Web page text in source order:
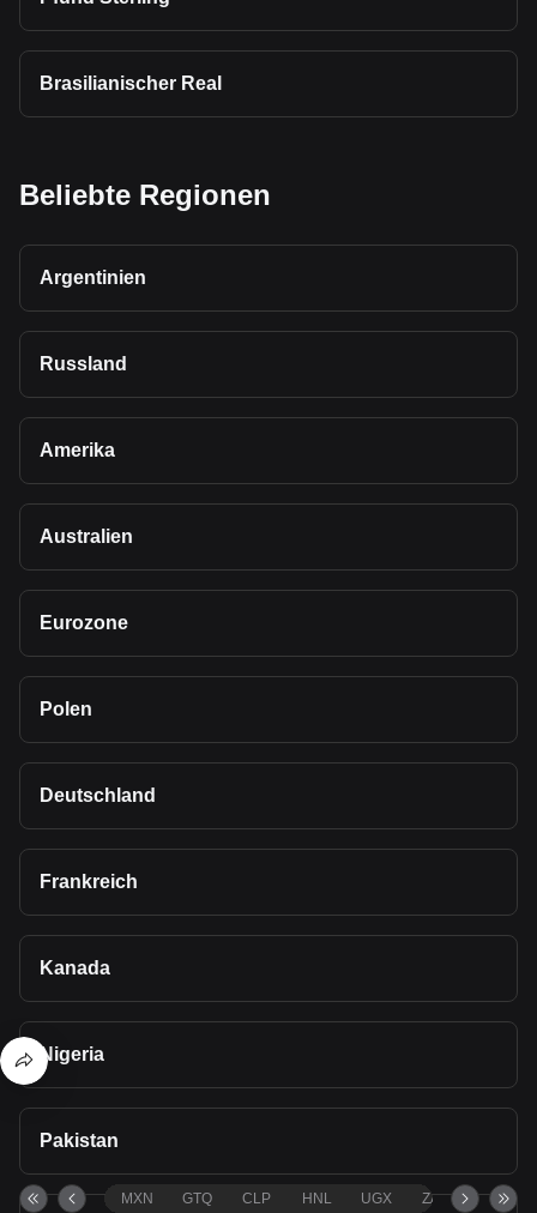
Brasilianischer Real
Beliebte Regionen
Argentinien
Russland
Amerika
Australien
Eurozone
Polen
Deutschland
Frankreich
Kanada
Nigeria
Pakistan
MXN GTQ CLP HNL UGX ZAR TND